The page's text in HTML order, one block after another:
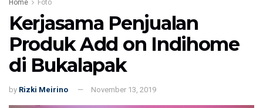
Home Foto
Kerjasama Penjualan
Produk Add on Indihome
di Bukalapak
by Rizki Meirino November 13, 2019